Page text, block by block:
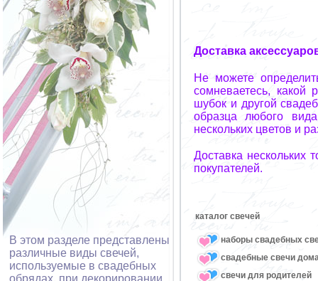
В этом разделе представлены
различные виды свечей,
используемые в свадебных
обрядах, при декорировании
Доставка
Не можете
сомневаетесь, какой
шубок и другой
образца любого
нескольких цветов и
Доставка нескольких
покупателей.
каталог свечей
наборы свадебных
свадебные свечи
свечи для родителей